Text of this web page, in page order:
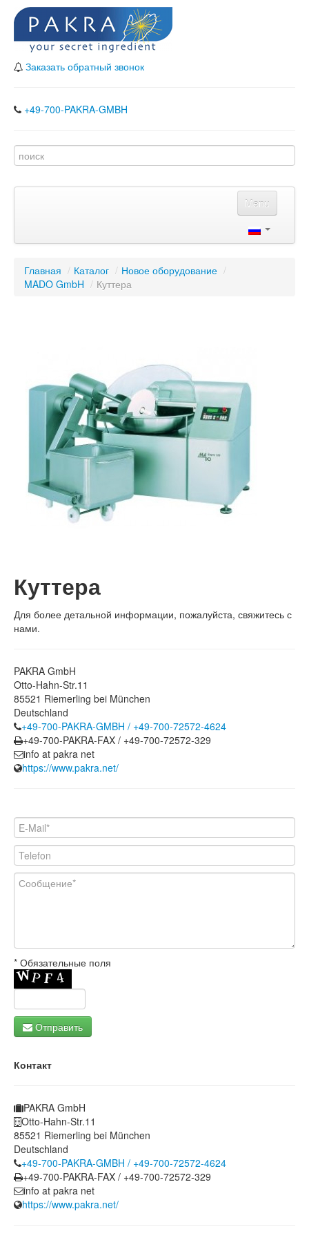
Заказать обратный звонок
+49-700-PAKRA-GMBH
Menu
Наши партнеры
Контакт
Главная / Каталог / Новое оборудование /
MADO GmbH / Куттера
Куттера
Для более детальной информации, пожалуйста, свяжитесь с
нами.
PAKRA GmbH
Otto-Hahn-Str.11
85521 Riemerling bei München
Deutschland
+49-700-PAKRA-GMBH / +49-700-72572-4624
+49-700-PAKRA-FAX / +49-700-72572-329
info at pakra net
https://www.pakra.net/
* Обязательные поля
Отправить
Контакт
PAKRA GmbH
Otto-Hahn-Str.11
85521 Riemerling bei München
Deutschland
+49-700-PAKRA-GMBH / +49-700-72572-4624
+49-700-PAKRA-FAX / +49-700-72572-329
info at pakra net
https://www.pakra.net/